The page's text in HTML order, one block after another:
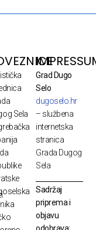
Sela
Grad Dugo
Selo
dugoselo.hr
– službena
internetska
stranica
Grada Dugog
Sela
Sadržaj
priprema i
objavu